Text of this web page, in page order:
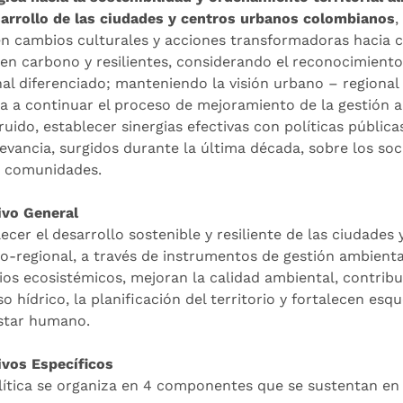
de las ciudades y centros urbanos colombianos,
cambios culturales y acciones transformadoras hacia
carbono y resilientes, considerando el
diferenciado; manteniendo la visión urbano –
a continuar el proceso de mejoramiento de la gestión
establecer sinergias efectivas con políticas
surgidos durante la última década, sobre los
comunidades.
General
el desarrollo sostenible y resiliente de las ciudades
regional, a través de instrumentos de gestión
ecosistémicos, mejoran la calidad ambiental,
hídrico, la planificación del territorio y fortalecen
humano.
Específicos
se organiza en 4 componentes que se sustentan